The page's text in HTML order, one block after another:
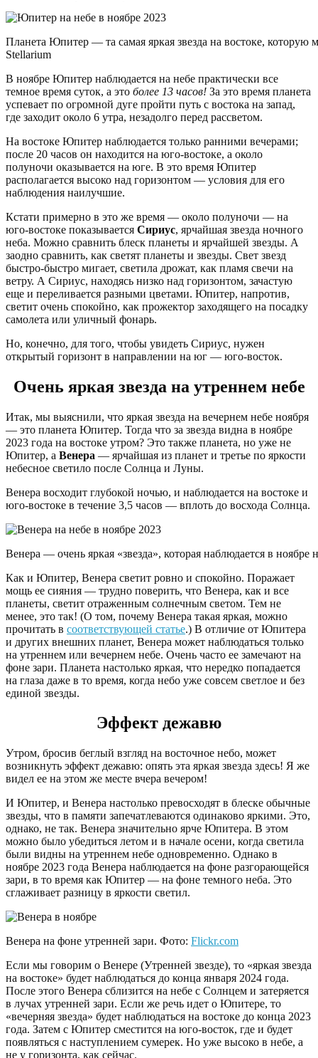
Планета Юпитер — та самая яркая звезда на востоке,
Stellarium
В ноябре Юпитер наблюдается на небе практически все
темное время суток, а это более 13 часов! За это время планета
успевает по огромной дуге пройти путь с востока на запад,
где заходит около 6 утра, незадолго перед рассветом.
На востоке Юпитер наблюдается только ранними вечерами;
после 20 часов он находится на юго-востоке, а около
полуночи оказывается на юге. В это время Юпитер
располагается высоко над горизонтом — условия для его
наблюдения наилучшие.
Кстати примерно в это же время — около полуночи — на
юго-востоке показывается Сириус, ярчайшая звезда ночного
неба. Можно сравнить блеск планеты и ярчайшей звезды. А
заодно сравнить, как светят планеты и звезды. Свет звезд
быстро-быстро мигает, светила дрожат, как пламя свечи на
ветру. А Сириус, находясь низко над горизонтом, зачастую
еще и переливается разными цветами. Юпитер, напротив,
светит очень спокойно, как прожектор заходящего на посадку
самолета или уличный фонарь.
Но, конечно, для того, чтобы увидеть Сириус, нужен
открытый горизонт в направлении на юг — юго-восток.
Очень яркая звезда на утреннем небе
Итак, мы выяснили, что яркая звезда на вечернем небе ноября
— это планета Юпитер. Тогда что за звезда видна в ноябре
2023 года на востоке утром? Это также планета, но уже не
Юпитер, а Венера — ярчайшая из планет и третье по яркости
небесное светило после Солнца и Луны.
Венера восходит глубокой ночью, и наблюдается на востоке и
юго-востоке в течение 3,5 часов — вплоть до восхода Солнца.
Венера — очень яркая «звезда», которая наблюдается в
Как и Юпитер, Венера светит ровно и спокойно. Поражает
мощь ее сияния — трудно поверить, что Венера, как и все
планеты, светит отраженным солнечным светом. Тем не
менее, это так! (О том, почему Венера такая яркая, можно
прочитать в соответствующей статье.) В отличие от Юпитера
и других внешних планет, Венера может наблюдаться только
на утреннем или вечернем небе. Очень часто ее замечают на
фоне зари. Планета настолько яркая, что нередко попадается
на глаза даже в то время, когда небо уже совсем светлое и без
единой звезды.
Эффект дежавю
Утром, бросив беглый взгляд на восточное небо, может
возникнуть эффект дежавю: опять эта яркая звезда здесь! Я же
видел ее на этом же месте вчера вечером!
И Юпитер, и Венера настолько превосходят в блеске обычные
звезды, что в памяти запечатлеваются одинаково яркими. Это,
однако, не так. Венера значительно ярче Юпитера. В этом
можно было убедиться летом и в начале осени, когда светила
были видны на утреннем небе одновременно. Однако в
ноябре 2023 года Венера наблюдается на фоне разгорающейся
зари, в то время как Юпитер — на фоне темного неба. Это
сглаживает разницу в яркости светил.
Венера на фоне утренней зари. Фото: Flickr.com
Если мы говорим о Венере (Утренней звезде), то «яркая звезда
на востоке» будет наблюдаться до конца января 2024 года.
После этого Венера сблизится на небе с Солнцем и затеряется
в лучах утренней зари. Если же речь идет о Юпитере, то
«вечерняя звезда» будет наблюдаться на востоке до конца 2023
года. Затем с Юпитер сместится на юго-восток, где и будет
появляться с наступлением сумерек. Но уже высоко в небе, а
не у горизонта, как сейчас.